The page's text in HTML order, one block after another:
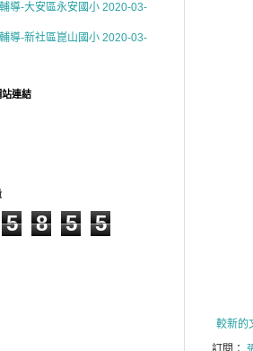
較新的
導-大安區永安國小 2020-03-
導-新社區崑山國小 2020-03-
連結
5 8 5 5